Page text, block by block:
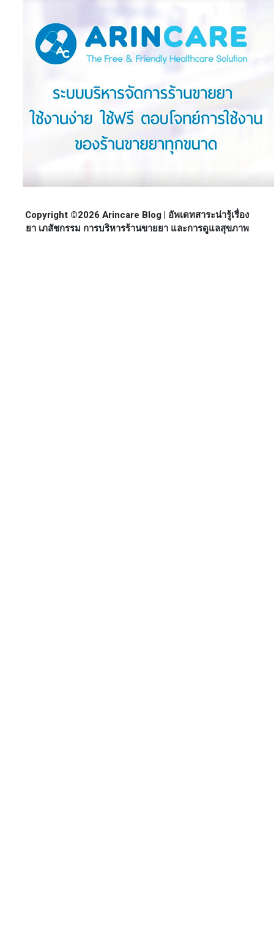
Copyright ©2026 Arincare Blog | อัพเดทสาระน่ารู้เรื่อง
ยา เภสัชกรรม การบริหารร้านขายยา และการดูแลสุขภาพ